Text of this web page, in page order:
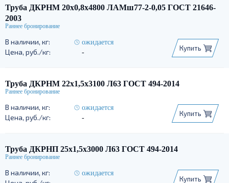
Труба ДКРНМ 20х0,8х4800 ЛАМш77-2-0,05 ГОСТ 21646-
2003
ожидается
-
Купить
Труба ДКРНМ 22х1,5х3100 Л63 ГОСТ 494-2014
ожидается
-
Купить
Труба ДКРНП 25х1,5х3000 Л63 ГОСТ 494-2014
ожидается
Купить